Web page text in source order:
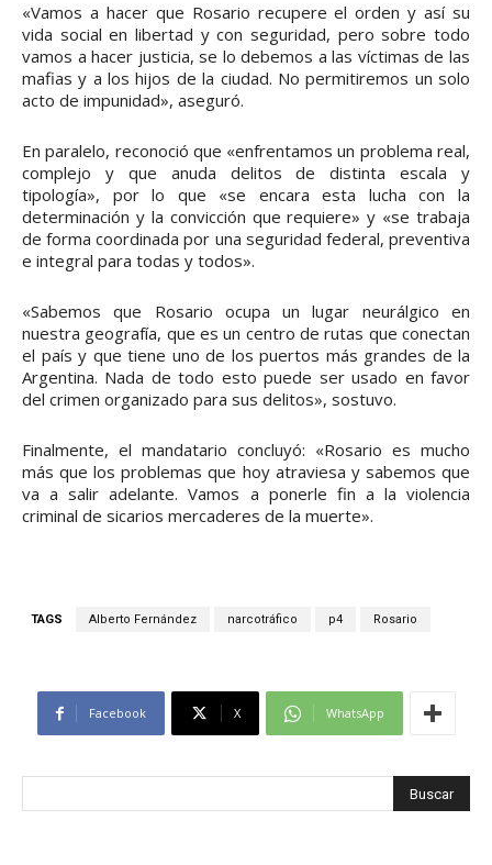
«Vamos a hacer que Rosario recupere el orden y así su
vida social en libertad y con seguridad, pero sobre todo
vamos a hacer justicia, se lo debemos a las víctimas de las
mafias y a los hijos de la ciudad. No permitiremos un solo
acto de impunidad», aseguró.
En paralelo, reconoció que «enfrentamos un problema real,
complejo y que anuda delitos de distinta escala y
tipología», por lo que «se encara esta lucha con la
determinación y la convicción que requiere» y «se trabaja
de forma coordinada por una seguridad federal, preventiva
e integral para todas y todos».
«Sabemos que Rosario ocupa un lugar neurálgico en
nuestra geografía, que es un centro de rutas que conectan
el país y que tiene uno de los puertos más grandes de la
Argentina. Nada de todo esto puede ser usado en favor
del crimen organizado para sus delitos», sostuvo.
Finalmente, el mandatario concluyó: «Rosario es mucho
más que los problemas que hoy atraviesa y sabemos que
va a salir adelante. Vamos a ponerle fin a la violencia
criminal de sicarios mercaderes de la muerte».
TAGS Alberto Fernández narcotráfico p4 Rosario
Facebook X WhatsApp